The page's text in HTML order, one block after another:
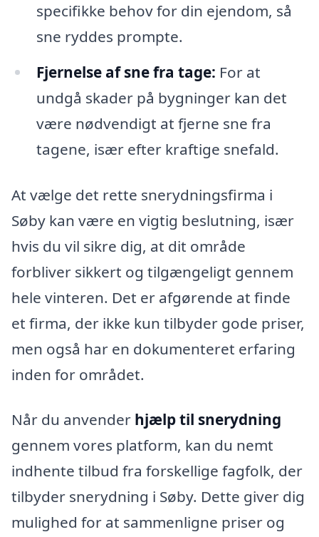
specifikke behov for din ejendom, så
sne ryddes prompte.
Fjernelse af sne fra tage: For at
undgå skader på bygninger kan det
være nødvendigt at fjerne sne fra
tagene, især efter kraftige snefald.
At vælge det rette snerydningsfirma i
Søby kan være en vigtig beslutning, især
hvis du vil sikre dig, at dit område
forbliver sikkert og tilgængeligt gennem
hele vinteren. Det er afgørende at finde
et firma, der ikke kun tilbyder gode priser,
men også har en dokumenteret erfaring
inden for området.
Når du anvender hjælp til snerydning
gennem vores platform, kan du nemt
indhente tilbud fra forskellige fagfolk, der
tilbyder snerydning i Søby. Dette giver dig
mulighed for at sammenligne priser og